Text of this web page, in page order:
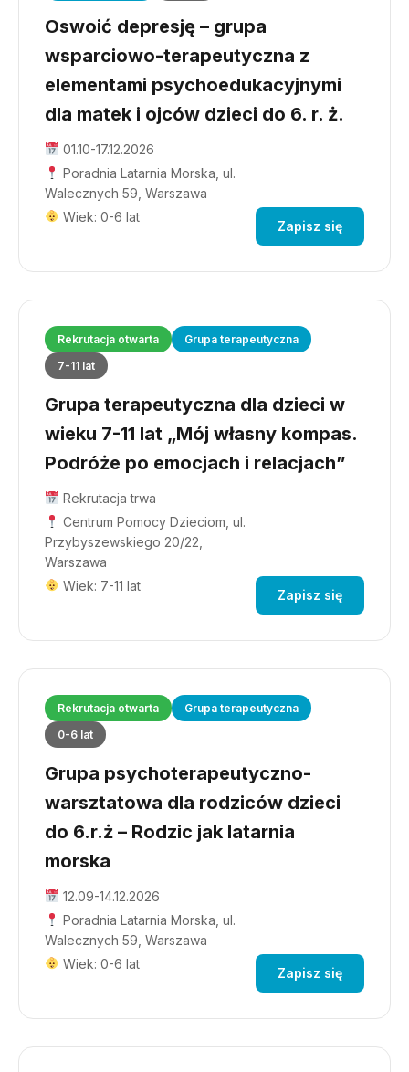
Oswoić depresję – grupa
wsparciowo-terapeutyczna z
elementami psychoedukacyjnymi
dla matek i ojców dzieci do 6. r. ż.
01.10-17.12.2026
Poradnia Latarnia Morska, ul.
Walecznych 59, Warszawa
Wiek: 0-6 lat
Zapisz się
Rekrutacja otwarta
Grupa terapeutyczna
7-11 lat
Grupa terapeutyczna dla dzieci w
wieku 7-11 lat „Mój własny kompas.
Podróże po emocjach i relacjach”
Rekrutacja trwa
Centrum Pomocy Dzieciom, ul.
Przybyszewskiego 20/22,
Warszawa
Wiek: 7-11 lat
Zapisz się
Rekrutacja otwarta
Grupa terapeutyczna
0-6 lat
Grupa psychoterapeutyczno-
warsztatowa dla rodziców dzieci
do 6.r.ż – Rodzic jak latarnia
morska
12.09-14.12.2026
Poradnia Latarnia Morska, ul.
Walecznych 59, Warszawa
Wiek: 0-6 lat
Zapisz się